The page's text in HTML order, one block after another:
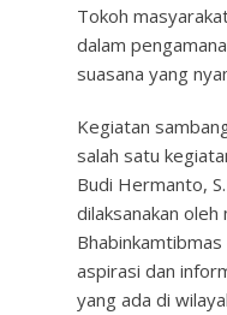
Tokoh
dalam
suasana yang
Kegiatan
salah satu
Budi Hermanto,
dilaksanakan
aspirasi dan
yang ada di